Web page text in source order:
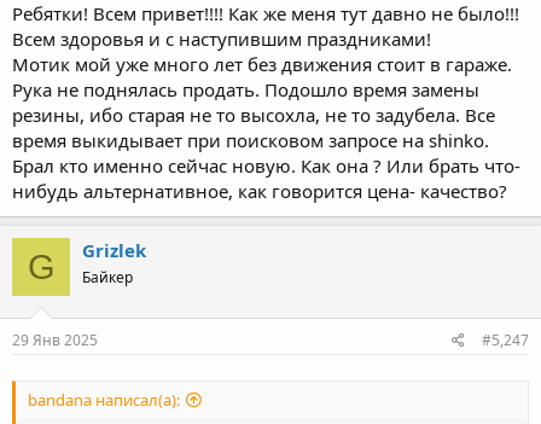
Ребятки! Всем привет!!!! Как же меня тут давно не было!!!
Всем здоровья и с наступившим праздниками!
Мотик мой уже много лет без движения стоит в гараже.
Рука не поднялась продать. Подошло время замены
резины, ибо старая не то высохла, не то задубела. Все
время выкидывает при поисковом запросе на shinko.
Брал кто именно сейчас новую. Как она ? Или брать что-
нибудь альтернативное, как говорится цена- качество?
G Grizlek
Байкер
29 Янв 2025 #5,247
bandana написал(а):